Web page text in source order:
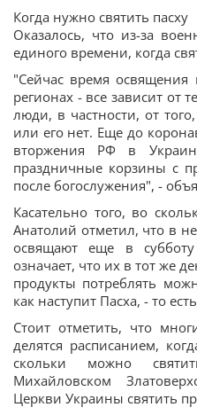
Когда нужно святить пасху
Оказалось, что из-за
единого времени, когда
"Сейчас время освящения
регионах - все зависит от
люди, в частности, от
или его нет. Еще до
вторжения РФ в
праздничные корзины с
после богослужения", -
Касательно того, во
Анатолий отметил, что в
освящают еще в
означает, что их в тот же
продукты потреблять
как наступит Пасха, - то
Стоит отметить, что
делятся расписанием,
скольки можно
Михайловском
Церкви Украины святить